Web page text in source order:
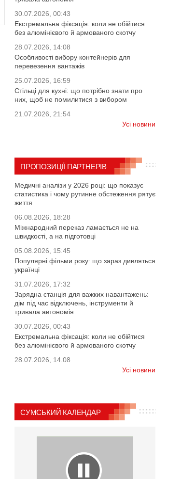
30.07.2026, 00:43
Екстремальна фіксація: коли не обійтися
без алюмінієвого й армованого скотчу
28.07.2026, 14:08
Особливості вибору контейнерів для
перевезення вантажів
25.07.2026, 16:59
Стільці для кухні: що потрібно знати про
них, щоб не помилитися з вибором
21.07.2026, 21:54
Усі новини
ПРОПОЗИЦІЇ ПАРТНЕРІВ
Медичні аналізи у 2026 році: що показує
статистика і чому рутинне обстеження рятує
життя
06.08.2026, 18:28
Міжнародний переказ ламається не на
швидкості, а на підготовці
05.08.2026, 15:45
Популярні фільми року: що зараз дивляться
українці
31.07.2026, 17:32
Зарядна станція для важких навантажень:
дім під час відключень, інструменти й
тривала автономія
30.07.2026, 00:43
Екстремальна фіксація: коли не обійтися
без алюмінієвого й армованого скотчу
28.07.2026, 14:08
Усі новини
СУМСЬКИЙ КАЛЕНДАР